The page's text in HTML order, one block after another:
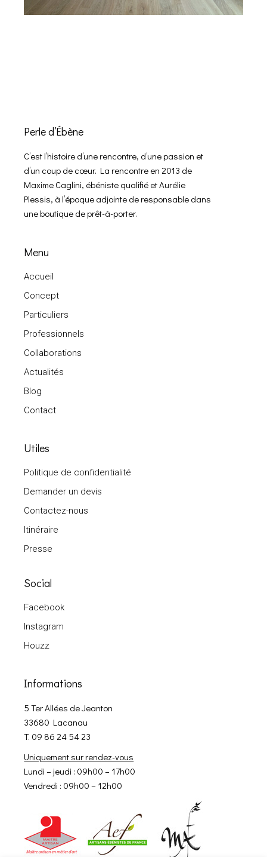
Perle d’Ébène
C’est l’histoire d’une rencontre, d’une passion et
d’un coup de cœur. La rencontre en 2013 de
Maxime Caglini, ébéniste qualifié et Aurélie
Plessis, à l’époque adjointe de responsable dans
une boutique de prêt-à-porter.
Menu
Accueil
Concept
Particuliers
Professionnels
Collaborations
Actualités
Blog
Contact
Utiles
Politique de confidentialité
Demander un devis
Contactez-nous
Itinéraire
Presse
Social
Facebook
Instagram
Houzz
Informations
5 Ter Allées de Jeanton
33680 Lacanau
T. 09 86 24 54 23
Uniquement sur rendez-vous
Lundi – jeudi : 09h00 – 17h00
Vendredi : 09h00 – 12h00